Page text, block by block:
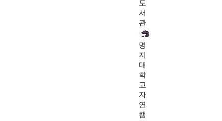
도
서
관
명
지
대
학
교
자
연
캠